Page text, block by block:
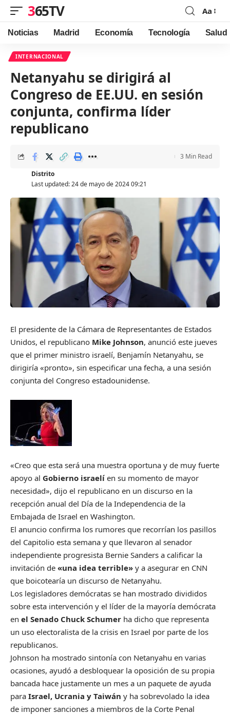
365TV
Font
Resizer
Aa
Noticias Madrid Economía Tecnología Salud
INTERNACIONAL
Netanyahu se dirigirá al
Congreso de EE.UU. en sesión
conjunta, confirma líder
republicano
Last updated: 24 de mayo de 2024 09:21
Distrito
3 Min Read
El presidente de la Cámara de Representantes de Estados
Unidos, el republicano Mike Johnson, anunció este jueves
que el primer ministro israelí, Benjamín Netanyahu, se
dirigiría «pronto», sin especificar una fecha, a una sesión
conjunta del Congreso estadounidense.
«Creo que esta será una muestra oportuna y de muy fuerte
apoyo al Gobierno israelí en su momento de mayor
necesidad», dijo el republicano en un discurso en la
recepción anual del Día de la Independencia de la
Embajada de Israel en Washington.
El anuncio confirma los rumores que recorrían los pasillos
del Capitolio esta semana y que llevaron al senador
independiente progresista Bernie Sanders a calificar la
invitación de «una idea terrible» y a asegurar en CNN
que boicotearía un discurso de Netanyahu.
Los legisladores demócratas se han mostrado divididos
sobre esta intervención y el líder de la mayoría demócrata
en el Senado Chuck Schumer ha dicho que representa
un uso electoralista de la crisis en Israel por parte de los
republicanos.
Johnson ha mostrado sintonía con Netanyahu en varias
ocasiones, ayudó a desbloquear la oposición de su propia
bancada hace justamente un mes a un paquete de ayuda
para Israel, Ucrania y Taiwán y ha sobrevolado la idea
de imponer sanciones a miembros de la Corte Penal